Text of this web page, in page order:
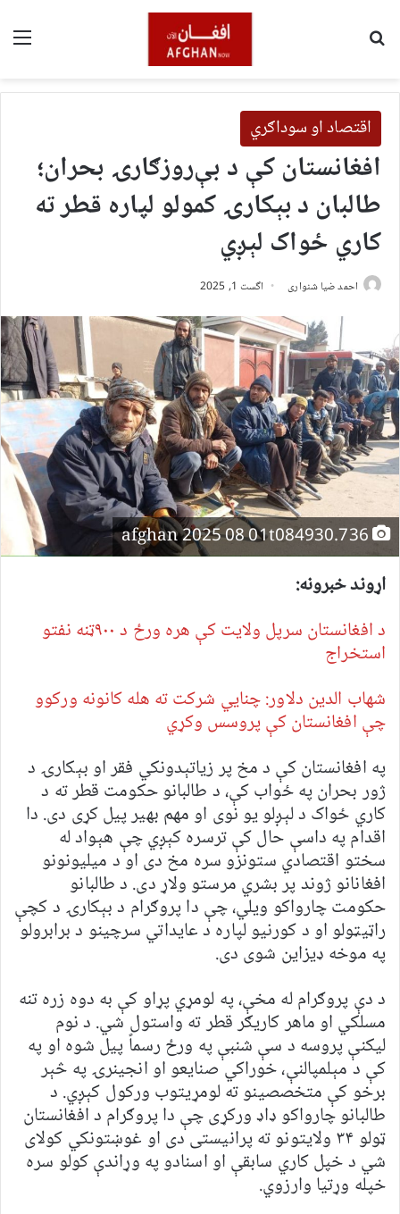
اقتصاد او سوداګري
افغانستان کې د بې‌روزګارۍ بحران؛
طالبان د بېکارۍ کمولو لپاره قطر ته
کاري ځواک لېږي
احمد ضیا شنواری اگست 1, 2025
اړوند خبرونه:
د افغانستان سرپل ولایت کې هره ورځ د ۹۰۰ټنه نفتو
استخراج
شهاب الدین دلاور: چنايي شرکت ته هله کانونه ورکوو
چې افغانستان کې پروسس وکړي
په افغانستان کې د مخ پر زیاتېدونکي فقر او بېکارۍ د
ژور بحران په ځواب کې، د طالبانو حکومت قطر ته د
کاري ځواک د لېږلو یو نوی او مهم بهیر پیل کړی دی. دا
اقدام په داسې حال کې ترسره کېږي چې هېواد له
سختو اقتصادي ستونزو سره مخ دی او د میلیونونو
افغانانو ژوند پر بشري مرستو ولاړ دی. د طالبانو
حکومت چارواکو ویلي، چې دا پروګرام د بېکارۍ د کچې
راټیټولو او د کورنیو لپاره د عایداتي سرچینو د برابرولو
په موخه ډیزاین شوی دی.
د دې پروګرام له مخې، په لومړي پړاو کې به دوه زره تنه
مسلکي او ماهر کاریګر قطر ته واستول شي. د نوم
لیکنې پروسه د سې شنبې په ورځ رسماً پیل شوه او په
کې د مېلمپالنې، خوراکي صنایعو او انجینرۍ په څېر
برخو کې متخصصینو ته لومړیتوب ورکول کېږي. د
طالبانو چارواکو ډاډ ورکړی چې دا پروګرام د افغانستان
ټولو ۳۴ ولایتونو ته پرانیستی دی او غوښتونکي کولای
شي د خپل کاري سابقې او اسنادو په وړاندې کولو سره
خپله وړتیا وارزوي.